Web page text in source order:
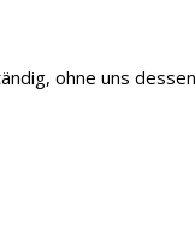
ohne uns